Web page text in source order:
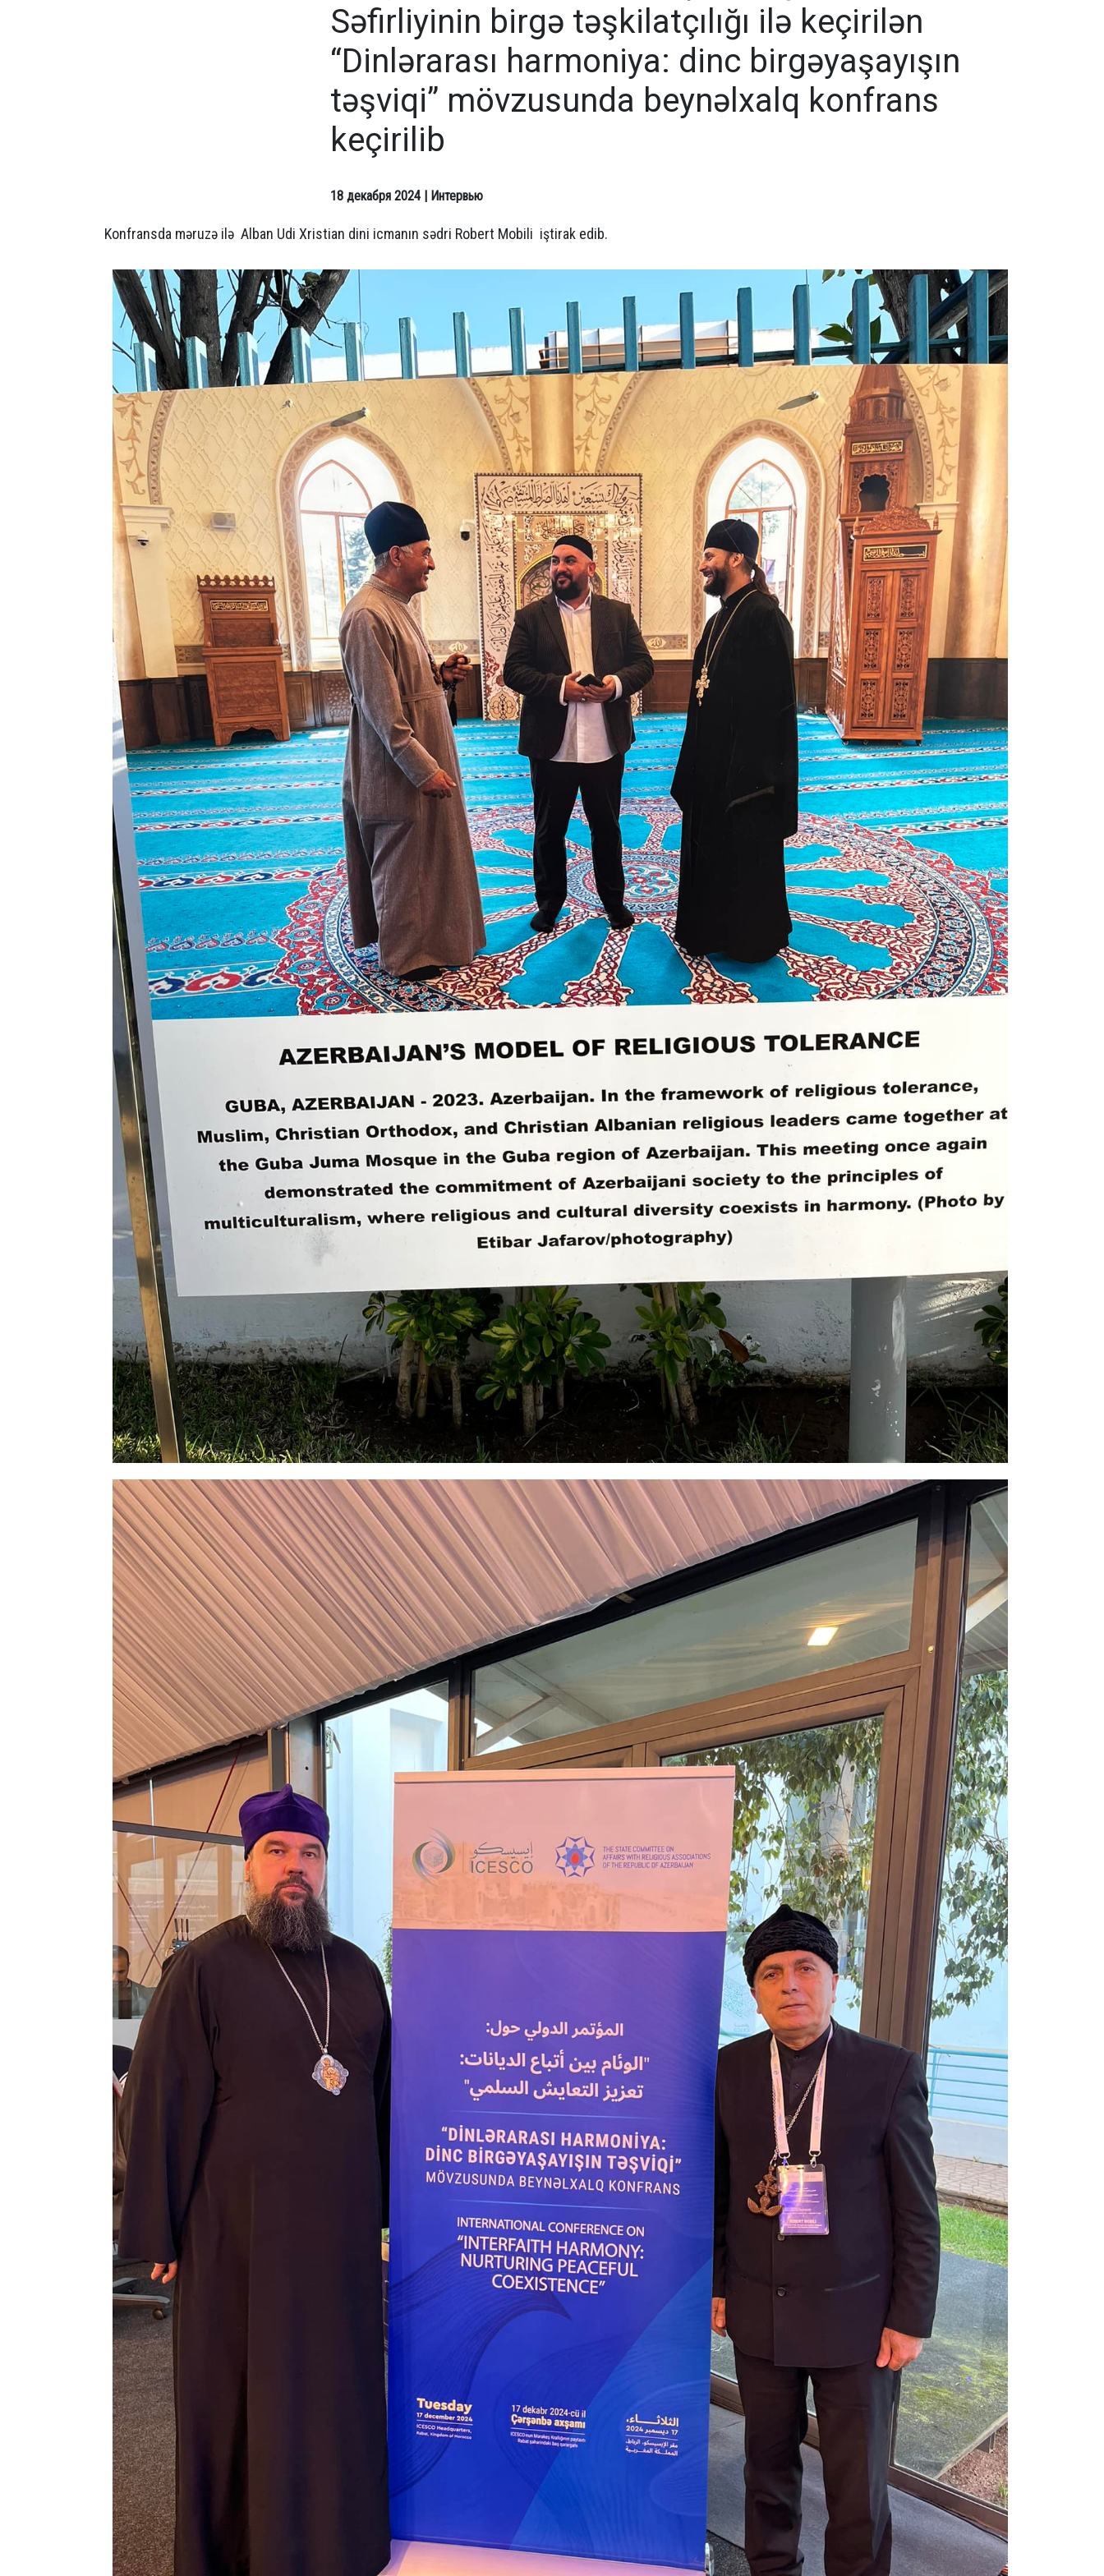
Səfirliyinin birgə təşkilatçılığı ilə keçirilən
“Dinlərarası harmoniya: dinc birgəyaşayışın
təşviqi” mövzusunda beynəlxalq konfrans
keçirilib
18 декабря 2024 | Интервью
Konfransda məruzə ilə Alban Udi Xristian dini icmanın sədri Robert Mobili iştirak edib.